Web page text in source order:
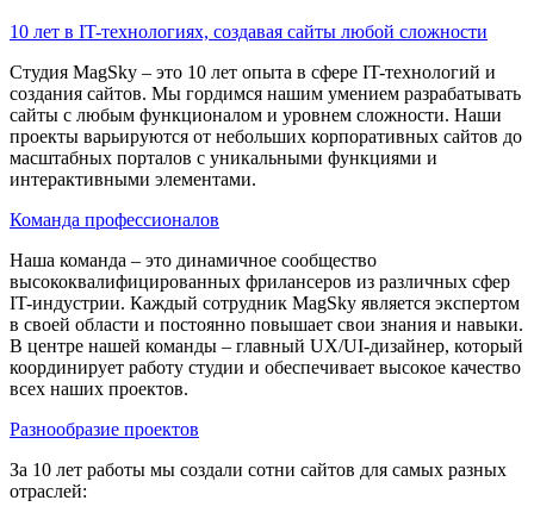
10 лет в IT-технологиях, создавая сайты любой сложности
Студия MagSky – это 10 лет опыта в сфере IT-технологий и
создания сайтов. Мы гордимся нашим умением разрабатывать
сайты с любым функционалом и уровнем сложности. Наши
проекты варьируются от небольших корпоративных сайтов до
масштабных порталов с уникальными функциями и
интерактивными элементами.
Команда профессионалов
Наша команда – это динамичное сообщество
высококвалифицированных фрилансеров из различных сфер
IT-индустрии. Каждый сотрудник MagSky является экспертом
в своей области и постоянно повышает свои знания и навыки.
В центре нашей команды – главный UX/UI-дизайнер, который
координирует работу студии и обеспечивает высокое качество
всех наших проектов.
Разнообразие проектов
За 10 лет работы мы создали сотни сайтов для самых разных
отраслей: